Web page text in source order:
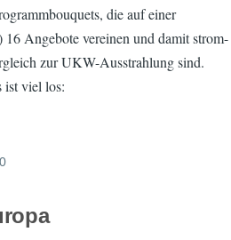
die auf einer
Angebote vereinen und damit strom-
zur UKW-Ausstrahlung sind.
ist viel los: